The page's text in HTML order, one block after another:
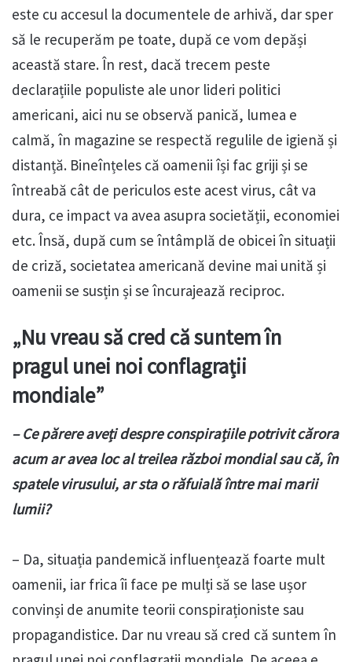
este cu accesul la documentele de arhivă, dar sper
să le recuperăm pe toate, după ce vom depăși
această stare. În rest, dacă trecem peste
declarațiile populiste ale unor lideri politici
americani, aici nu se observă panică, lumea e
calmă, în magazine se respectă regulile de igienă și
distanță. Bineînțeles că oamenii își fac griji și se
întreabă cât de periculos este acest virus, cât va
dura, ce impact va avea asupra societății, economiei
etc. Însă, după cum se întâmplă de obicei în situații
de criză, societatea americană devine mai unită și
oamenii se susțin și se încurajează reciproc.
„Nu vreau să cred că suntem în
pragul unei noi conflagrații
mondiale”
– Ce părere aveți despre conspirațiile potrivit cărora
acum ar avea loc al treilea război mondial sau că, în
spatele virusului, ar sta o răfuială între mai marii
lumii?
– Da, situația pandemică influențează foarte mult
oamenii, iar frica îi face pe mulți să se lase ușor
convinși de anumite teorii conspiraționiste sau
propagandistice. Dar nu vreau să cred că suntem în